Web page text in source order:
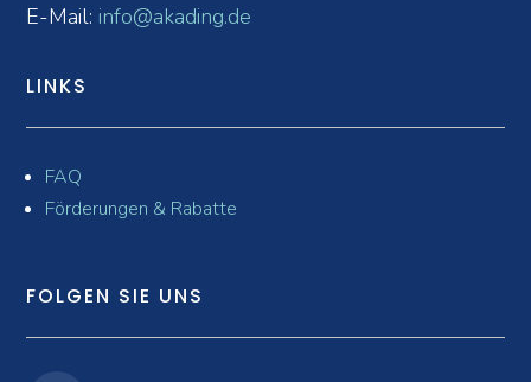
E-Mail: info@akading.de
LINKS
FAQ
Förderungen & Rabatte
FOLGEN SIE UNS